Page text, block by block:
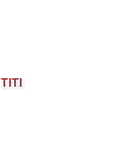
TITI